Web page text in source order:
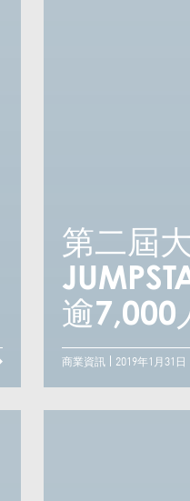
失敗、等
——森美
第二屆
逾7,000
商業資訊 2019年1月31日